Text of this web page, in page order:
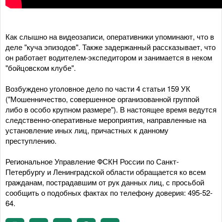
Как слышно на видеозаписи, оперативники упоминают, что в
деле "куча эпизодов". Также задержанный рассказывает, что
он работает водителем-экспедитором и занимается в неком
"бойцовском клубе".
Возбуждено уголовное дело по части 4 статьи 159 УК
("Мошенничество, совершенное организованной группой
либо в особо крупном размере"). В настоящее время ведутся
следственно-оперативные мероприятия, направленные на
установление иных лиц, причастных к данному
преступлению.
Региональное Управление ФСКН России по Санкт-
Петербургу и Ленинградской области обращается ко всем
гражданам, пострадавшим от рук данных лиц, с просьбой
сообщить о подобных фактах по телефону доверия: 495-52-
64.